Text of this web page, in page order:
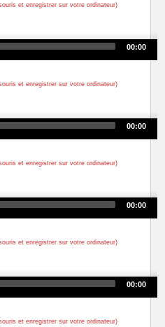
et enregistrer sur votre ordinateur)
00:00
et enregistrer sur votre ordinateur)
00:00
et enregistrer sur votre ordinateur)
00:00
et enregistrer sur votre ordinateur)
00:00
et enregistrer sur votre ordinateur)